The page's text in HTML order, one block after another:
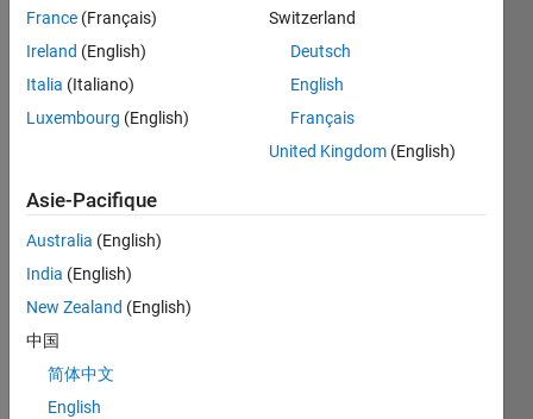
digit
as
the
input.
index
of
that
single
eg.
a=83456,
France (Français)
Ireland (English)
Italia (Italiano)
Luxembourg (English)
Switzerland
Deutsch
English
Français
United Kingdom (English)
Asie-Pacifique
Australia (English)
India (English)
New Zealand (English)
中国
简体中文
English